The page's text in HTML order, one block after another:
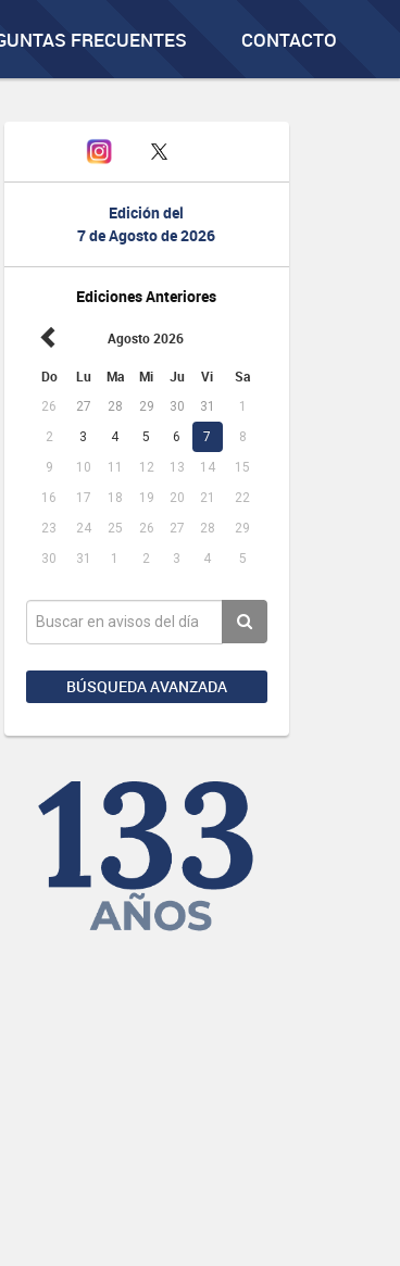
FRECUENTES CONTACTO
Edición del
7 de Agosto de 2026
Ediciones Anteriores
Agosto 2026
Do Lu Ma Mi Ju Vi Sa
26 27 28 29 30 31
1
2
3 4 5 6 7
8
9
10 11 12 13 14
15
16
17 18 19 20 21
22
23
24 25 26 27 28
29
30
31 1 2 3 4 5
BÚSQUEDA AVANZADA